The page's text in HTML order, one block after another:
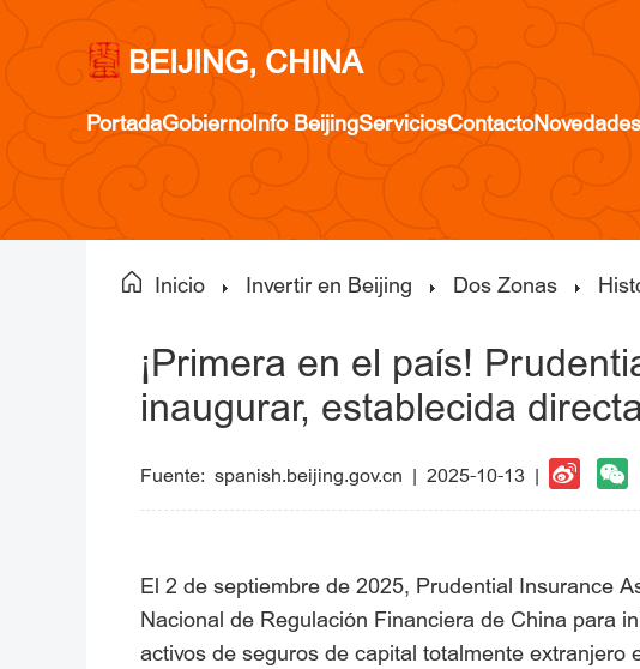
BEIJING, CHINA
PortadaGobiernoInfo BeijingServiciosContactoNovedades
Inicio Invertir en Beijing Dos Zonas
¡Primera en el país!
inaugurar, establecida
Fuente: spanish.beijing.gov.cn | 2025-10-13 |
El 2 de septiembre de 2025, Prudential Insurance
Nacional de Regulación Financiera de China para
activos de seguros de capital totalmente